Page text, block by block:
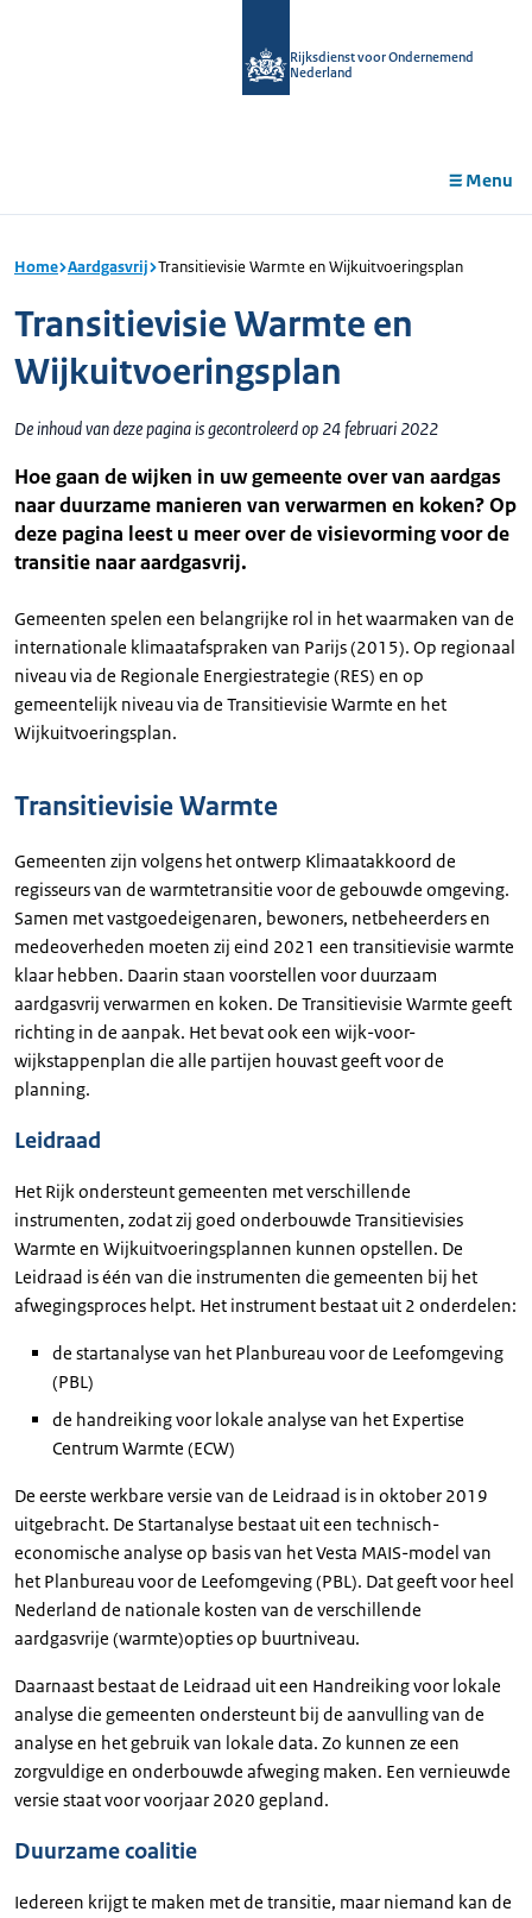
Rijksdienst voor Ondernemend
Nederland
Menu
Home Aardgasvrij Transitievisie Warmte en Wijkuitvoeringsplan
Transitievisie Warmte en
Wijkuitvoeringsplan
De inhoud van deze pagina is gecontroleerd op 24 februari 2022
Hoe gaan de wijken in uw gemeente over van aardgas
naar duurzame manieren van verwarmen en koken? Op
deze pagina leest u meer over de visievorming voor de
transitie naar aardgasvrij.
Gemeenten spelen een belangrijke rol in het waarmaken van de
internationale klimaatafspraken van Parijs (2015). Op regionaal
niveau via de Regionale Energiestrategie (RES) en op
gemeentelijk niveau via de Transitievisie Warmte en het
Wijkuitvoeringsplan.
Transitievisie Warmte
Gemeenten zijn volgens het ontwerp Klimaatakkoord de
regisseurs van de warmtetransitie voor de gebouwde omgeving.
Samen met vastgoedeigenaren, bewoners, netbeheerders en
medeoverheden moeten zij eind 2021 een transitievisie warmte
klaar hebben. Daarin staan voorstellen voor duurzaam
aardgasvrij verwarmen en koken. De Transitievisie Warmte geeft
richting in de aanpak. Het bevat ook een wijk-voor-
wijkstappenplan die alle partijen houvast geeft voor de
planning.
Leidraad
Het Rijk ondersteunt gemeenten met verschillende
instrumenten, zodat zij goed onderbouwde Transitievisies
Warmte en Wijkuitvoeringsplannen kunnen opstellen. De
Leidraad is één van die instrumenten die gemeenten bij het
afwegingsproces helpt. Het instrument bestaat uit 2 onderdelen:
de startanalyse van het Planbureau voor de Leefomgeving
(PBL)
de handreiking voor lokale analyse van het Expertise
Centrum Warmte (ECW)
De eerste werkbare versie van de Leidraad is in oktober 2019
uitgebracht. De Startanalyse bestaat uit een technisch-
economische analyse op basis van het Vesta MAIS-model van
het Planbureau voor de Leefomgeving (PBL). Dat geeft voor heel
Nederland de nationale kosten van de verschillende
aardgasvrije (warmte)opties op buurtniveau.
Daarnaast bestaat de Leidraad uit een Handreiking voor lokale
analyse die gemeenten ondersteunt bij de aanvulling van de
analyse en het gebruik van lokale data. Zo kunnen ze een
zorgvuldige en onderbouwde afweging maken. Een vernieuwde
versie staat voor voorjaar 2020 gepland.
Duurzame coalitie
Iedereen krijgt te maken met de transitie, maar niemand kan de